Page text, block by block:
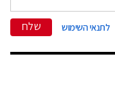
לתנאי השימוש שלח